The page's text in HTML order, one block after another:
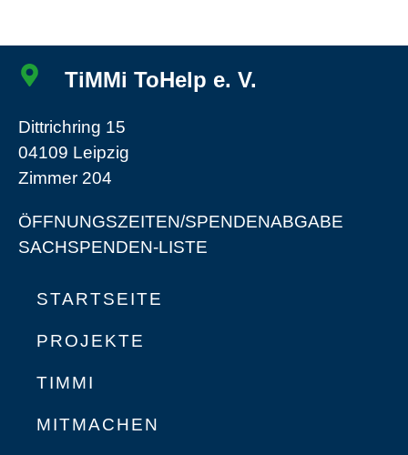
TiMMi ToHelp e. V.
Dittrichring 15
04109 Leipzig
Zimmer 204
ÖFFNUNGSZEITEN/SPENDENABGABE
SACHSPENDEN-LISTE
STARTSEITE
PROJEKTE
TIMMI
MITMACHEN